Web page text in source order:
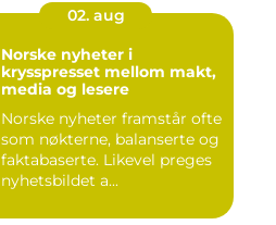
02. aug
Norske nyheter i
krysspresset mellom makt,
media og lesere
Norske nyheter framstår ofte
som nøkterne, balanserte og
faktabaserte. Likevel preges
nyhetsbildet a...